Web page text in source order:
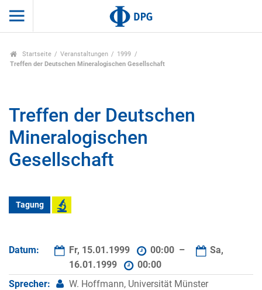
Startseite Veranstaltungen
1999
Treffen der Deutschen Mineralogischen Gesellschaft
Treffen der Deutschen
Mineralogischen
Gesellschaft
Tagung
Datum: Fr, 15.01.1999 00:00 –
Sa,
16.01.1999
00:00
Sprecher:
W. Hoffmann, Universität Münster